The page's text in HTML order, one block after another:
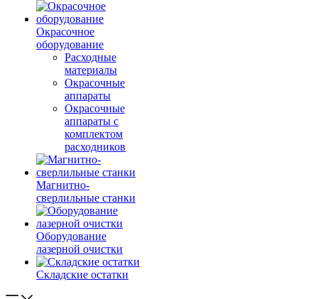
Окрасочное
оборудование
Расходные
материалы
Окрасочные
аппараты
Окрасочные
аппараты с
комплектом
расходников
Магнитно-
сверлильные станки
Оборудование
лазерной очистки
Складские остатки